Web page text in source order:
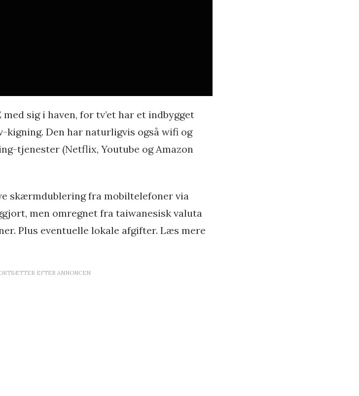
sig i haven, for tv’et har et indbygget
Den har naturligvis også wifi og
tjenester (Netflix, Youtube og Amazon
skærmdublering fra mobiltelefoner via
men omregnet fra taiwanesisk valuta
Plus eventuelle lokale afgifter. Læs mere
EFTER ANNONCEN